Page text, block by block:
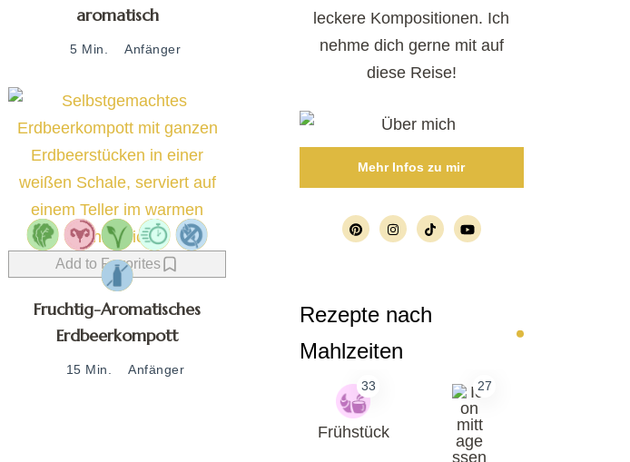
aromatisch
5 Min. Anfänger
Add to Favorites
Fruchtig-Aromatisches
Erdbeerkompott
15 Min. Anfänger
leckere Kompositionen. Ich
nehme dich gerne mit auf
diese Reise!
Mehr Infos zu mir
Rezepte nach
Mahlzeiten
33
Frühstück
27